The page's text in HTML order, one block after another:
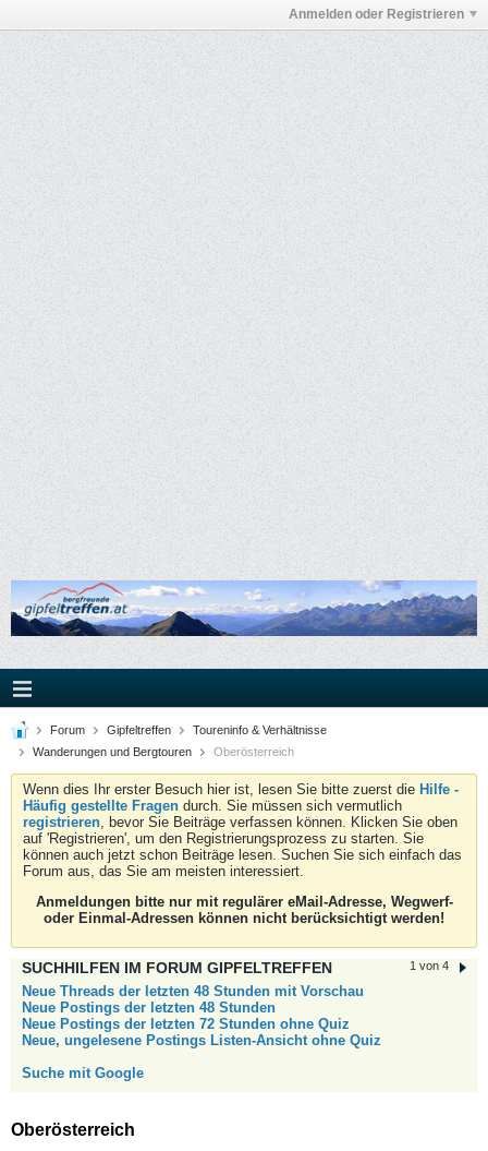
Anmelden oder Registrieren
Forum Gipfeltreffen
Toureninfo & Verhältnisse
Wanderungen und Bergtouren
Oberösterreich
Wenn dies Ihr erster Besuch hier ist, lesen Sie bitte zuerst die Hilfe -
Häufig gestellte Fragen durch. Sie müssen sich vermutlich
registrieren, bevor Sie Beiträge verfassen können. Klicken Sie oben
auf 'Registrieren', um den Registrierungsprozess zu starten. Sie
können auch jetzt schon Beiträge lesen. Suchen Sie sich einfach das
Forum aus, das Sie am meisten interessiert.
Anmeldungen bitte nur mit regulärer eMail-Adresse, Wegwerf-
oder Einmal-Adressen können nicht berücksichtigt werden!
1 von 4
SUCHHILFEN IM FORUM GIPFELTREFFEN
Neue Threads der letzten 48 Stunden mit Vorschau
Neue Postings der letzten 48 Stunden
Neue Postings der letzten 72 Stunden ohne Quiz
Neue, ungelesene Postings Listen-Ansicht ohne Quiz
Suche mit Google
Oberösterreich